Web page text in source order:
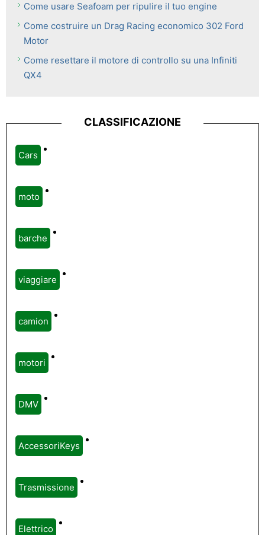
Come usare Seafoam per ripulire il tuo engine
Come costruire un Drag Racing economico 302 Ford
Motor
Come resettare il motore di controllo su una Infiniti
QX4
CLASSIFICAZIONE
Cars
moto
barche
viaggiare
camion
motori
DMV
AccessoriKeys
Trasmissione
Elettrico